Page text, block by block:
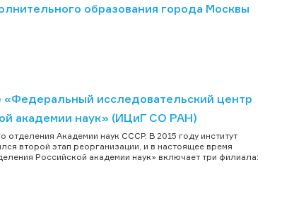
образования города Москвы
исследовательский центр
академии наук» (ИЦиГ СО РАН)
отделения Академии наук СССР. В 2015 году институт
второй этап реорганизации, и в настоящее время
Российской академии наук» включает три филиала: